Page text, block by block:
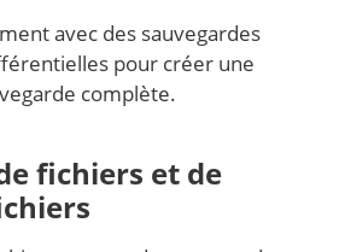
avec des sauvegardes
pour créer une
complète.
fichiers et de